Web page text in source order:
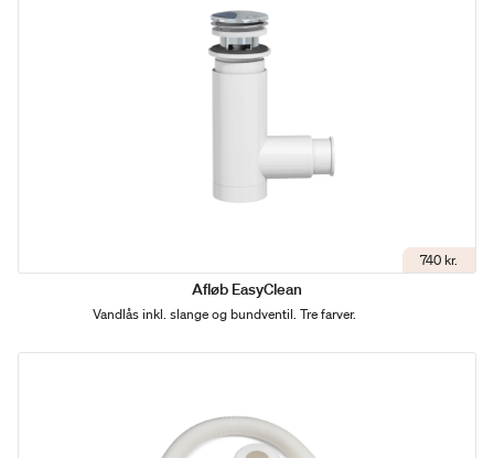
740 kr.
Afløb EasyClean
Vandlås inkl. slange og bundventil. Tre farver.